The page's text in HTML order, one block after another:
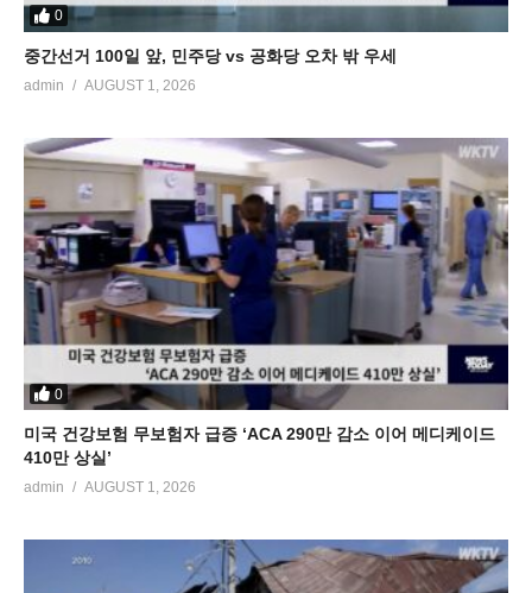
0
중간선거 100일 앞, 민주당 vs 공화당 오차 밖 우세
admin AUGUST 1, 2026
0
미국 건강보험 무보험자 급증 ‘ACA 290만 감소 이어 메디케이드
410만 상실’
admin AUGUST 1, 2026